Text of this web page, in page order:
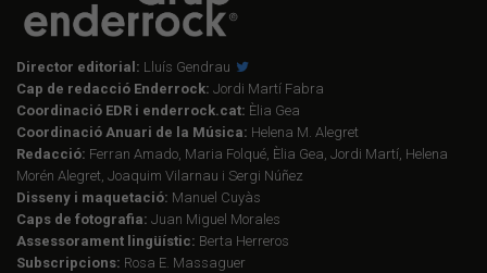
Director editorial: Lluís Gendrau
Cap de redacció Enderrock: Jordi Martí Fabra
Coordinació EDR i enderrock.cat: Èlia Gea
Coordinació Anuari de la Música: Helena M. Alegret
Redacció: Ferran Amado, Maria Folqué, Èlia Gea, Jordi Martí, Helena
Morén Alegret, Joaquim Vilarnau i Sergi Núñez
Disseny i maquetació: Manuel Cuyàs
Caps de fotografia: Juan Miguel Morales
Assessorament lingüístic: Berta Herreros
Subscripcions: Rosa E. Massaguer